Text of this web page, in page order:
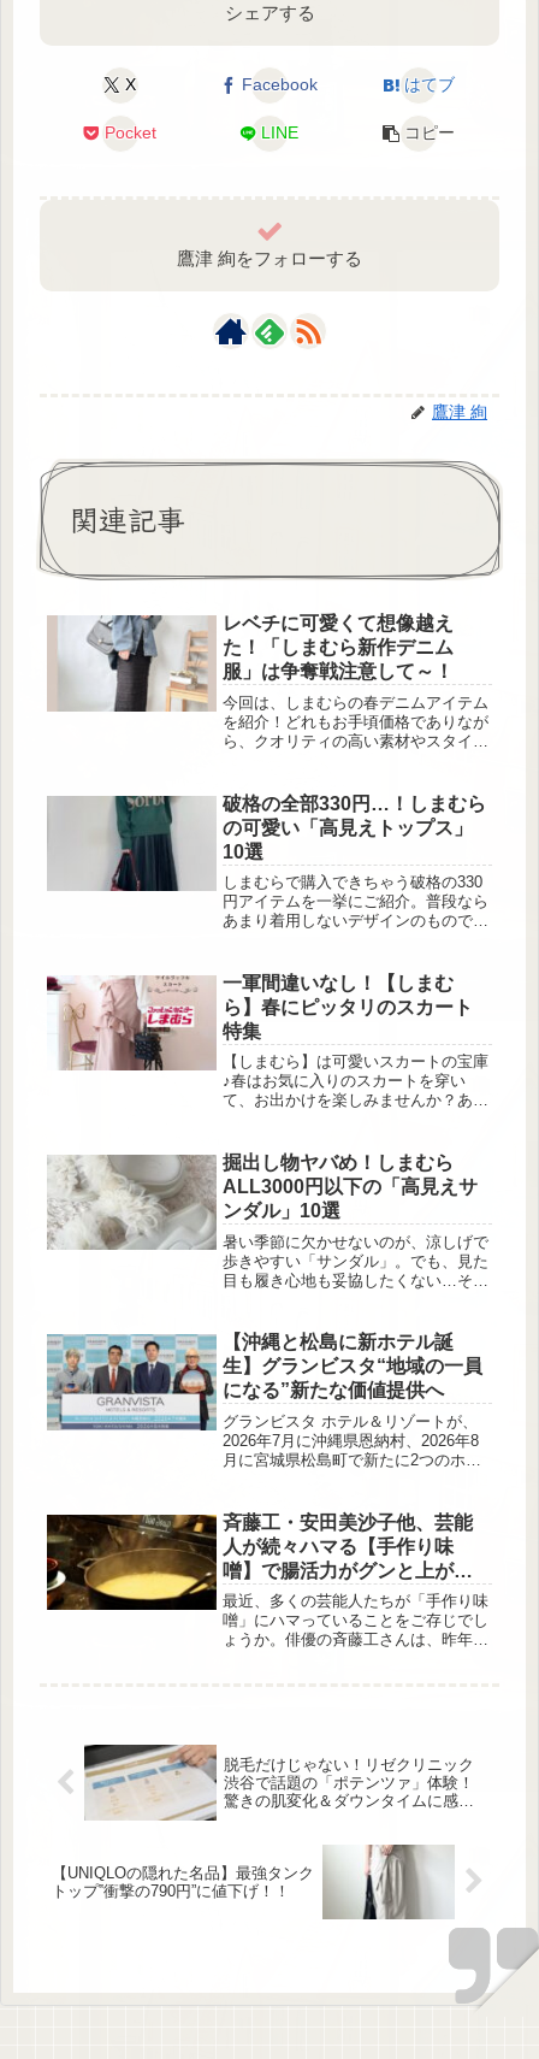
シェアする
X Facebook はてブ
Pocket LINE コピー
鷹津 絢をフォローする
鷹津 絢
関連記事
レベチに可愛くて想像越え
た！「しまむら新作デニム
服」は争奪戦注意して～！
今回は、しまむらの春デニムアイテム
を紹介！どれもお手頃価格でありなが
ら、クオリティの高い素材やスタイル
かりです。紹介したデニムを活用する
ことで、カジュアルな日常スタイルが
一気におしゃれに格上げされます。春
のお出かけやデイリーファッション
に、ぜひしまむらの新作デニムを加え
て、おしゃれを楽しんでみては？さり
げない胸元の刺しゅうがポイント！
出典:ririka_...
破格の全部330円…！しまむら
の可愛い「高見えトップス」
10選
しまむらで購入できちゃう破格の330
円アイテムを一挙にご紹介。普段なら
あまり着用しないデザインのものでも
稿をInstagramで見る (@seco_days)
がシェアした投稿 オーバーシルエッ
トによっていつもと同じサイズを選ん
でも、ゆるっとしたリラクシーな着こ
なしに仕上がるトレーナーは薄手素材
が春に最適◎フロント...
一軍間違いなし！【しまむ
ら】春にピッタリのスカート
特集
【しまむら】は可愛いスカートの宝庫
♪春はお気に入りのスカートを穿い
て、お出かけを楽しみませんか？あな
えてご紹介していきます。
掘出し物ヤバめ！しまむら
ALL3000円以下の「高見えサ
ンダル」10選
暑い季節に欠かせないのが、涼しげで
歩きやすい「サンダル」。でも、見た
目も履き心地も妥協したくない…そん
はなんとすべて3,000円以下で手に入
る、トレンド感ばっちりの優秀サンダ
ルを厳選してご紹介します。プチプラ
でも“ちゃんと可愛い”一足を探してい
る人、必見です♡エアソールとチュー
ル素材の組み合わせが絶妙なサンダル
この投稿をInstagramで見る ...
【沖縄と松島に新ホテル誕
生】グランビスタ“地域の一員
になる”新たな価値提供へ
グランビスタ ホテル＆リゾートが、
2026年7月に沖縄県恩納村、2026年8
月に宮城県松島町で新たに2つのホテ
域の価値で、未来を変えていく。」と
いうブランドステートメントのもと、
これまでにないホテルのあり方と新た
な挑戦が語られました。「地域の一員
として歩むホテルへ」グランビスタ
ホテル＆リゾートが新たな挑戦 事業
戦略発表会 グランビスタ ホテル＆リ
ゾートは、ホ...
斉藤工・安田美沙子他、芸能
人が続々ハマる【手作り味
噌】で腸活力がグンと上がる
理由
最近、多くの芸能人たちが「手作り味
噌」にハマっていることをご存じでし
ょうか。俳優の斉藤工さんは、昨年
題の財前直見さんは、自身が出演する
「なおみ農園」（BS日テレ 毎週木曜
22:00～放送)で味噌づくりに挑戦。同
じく俳優の矢沢心さんやタレントの安
ワークにしているとい...
脱毛だけじゃない！リゼクリニック
渋谷で話題の「ポテンツァ」体験！
驚きの肌変化＆ダウンタイムに感動
【UNIQLOの隠れた名品】最強タンク
トップ‟衝撃の790円”に値下げ！！